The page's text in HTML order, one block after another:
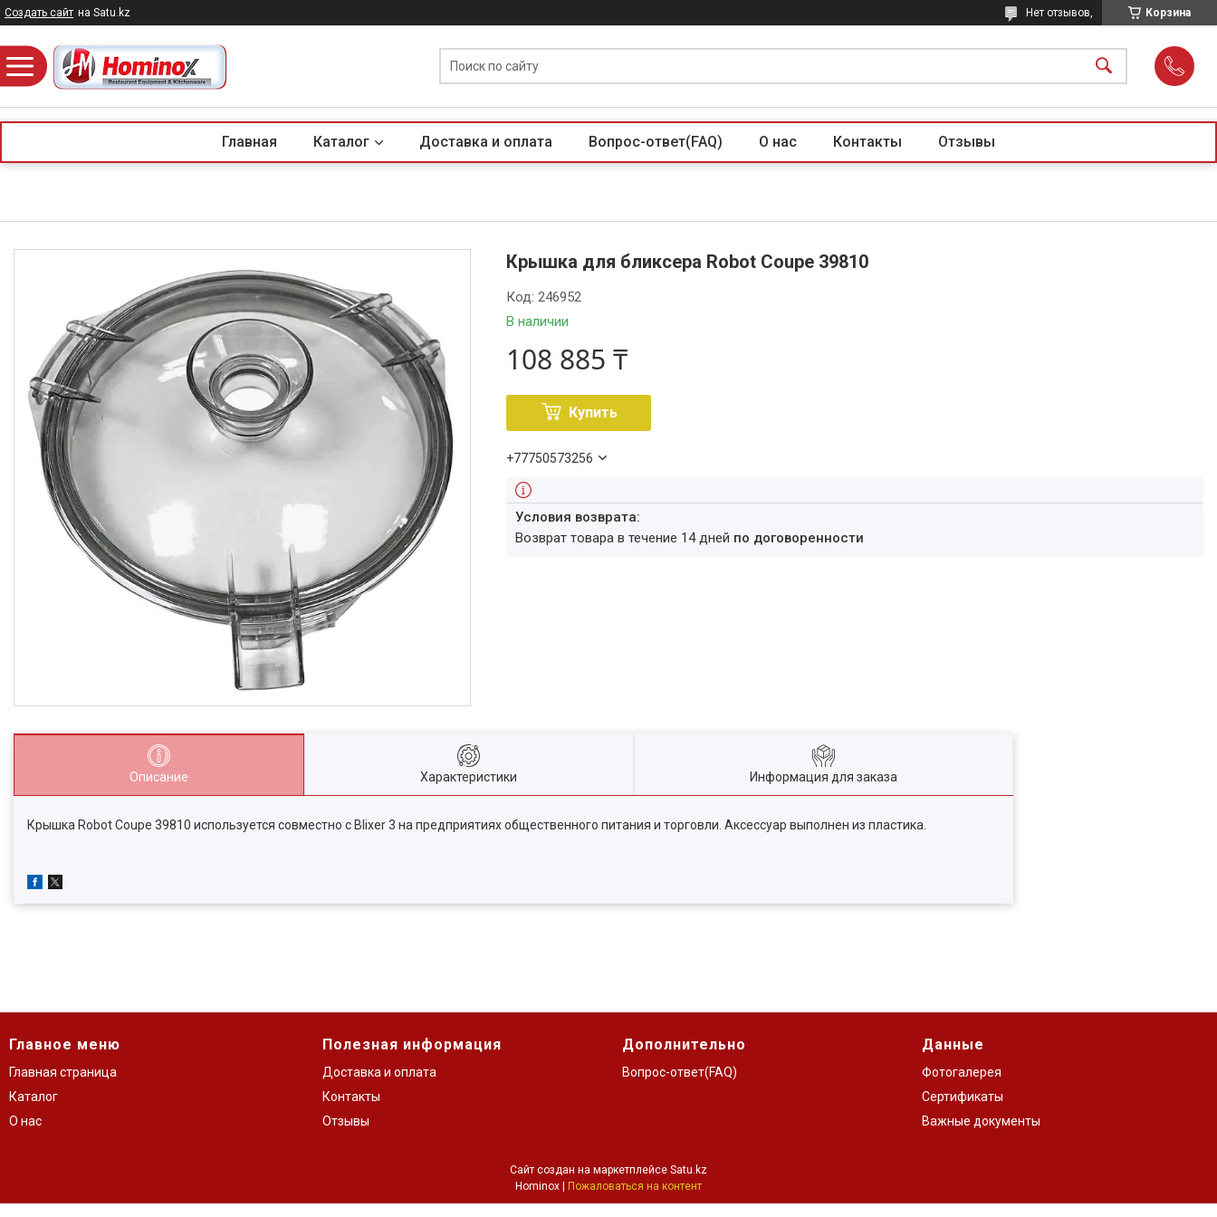
Создать сайт на Satu.kz Корзина
Нет отзывов,
Главная Каталог Доставка и оплата Вопрос-ответ(FAQ) О нас Контакты Отзывы
Крышка для бликсера Robot Coupe 39810
В наличии
Код:246952
108 885 ₸
Купить
+77750573256
возврат товара в течение 14 дней по договоренности
Описание Характеристики Информация для заказа
Крышка Robot Coupe 39810 используется совместно с Blixer 3 на предприятиях общественного питания и торговли. Аксессуар выполнен из пластика.
Главное меню
Главная страница
Каталог
О нас
Полезная информация
Доставка и оплата
Контакты
Отзывы
Дополнительно
Вопрос-ответ(FAQ)
Данные
Фотогалерея
Сертификаты
Важные документы
Сайт создан на маркетплейсе Satu.kz
Пожаловаться на контент